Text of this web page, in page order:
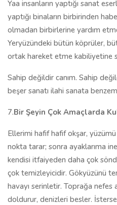
Yaa insanların yaptığı sanat
yaptığı binaların birbirinden
olmadan birbirlerine yardım
Yeryüzündeki bütün köprüler,
ortak hareket etme kabiliyetine
Sahip değildir canım. Sahip
beşer sanatı ilahi sanata
7.Bir Şeyin Çok Amaçlarda
Ellerimi hafif hafif okşar,
nokta tarar; sonra ayaklarıma
kendisi itfaiyeden daha çok
çok temizleyicidir. Gökyüzünü
havayı serinletir. Toprağa nefes
doldurur, denizleri besler.